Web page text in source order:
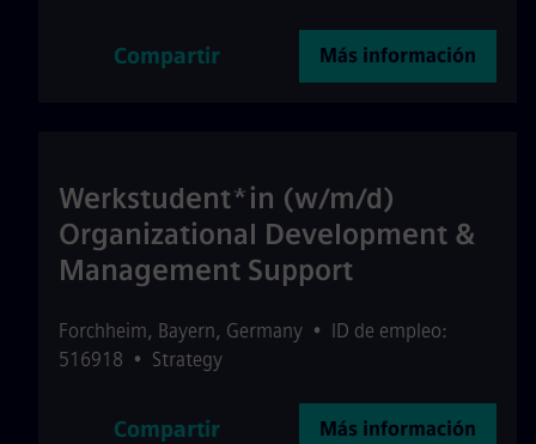
Compartir Más información
Werkstudent*in (w/m/d)
Organizational Development &
Management Support
Forchheim, Bayern, Germany • ID de empleo:
516918 • Strategy
Compartir Más información